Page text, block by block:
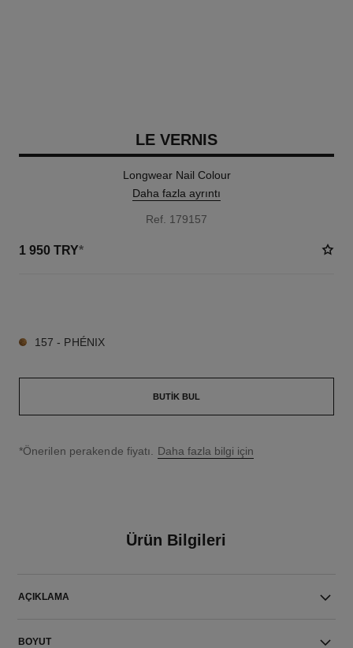
LE VERNIS
Longwear Nail Colour
Daha fazla ayrıntı
Ref. 179157
1 950 TRY*
157 - PHÉNIX
BUTIK BUL
↩
*Önerilen perakende fiyatı. Daha fazla bilgi için
Ürün Bilgileri
AÇIKLAMA
BOYUT